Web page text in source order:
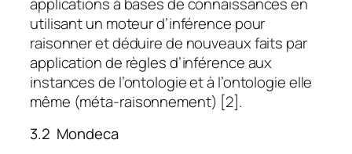
utilisant un moteur d’inférence pour
raisonner et déduire de nouveaux faits par
application de règles d’inférence aux
instances de l’ontologie et à l’ontologie elle
même (méta-raisonnement) [2].
3.2 Mondeca